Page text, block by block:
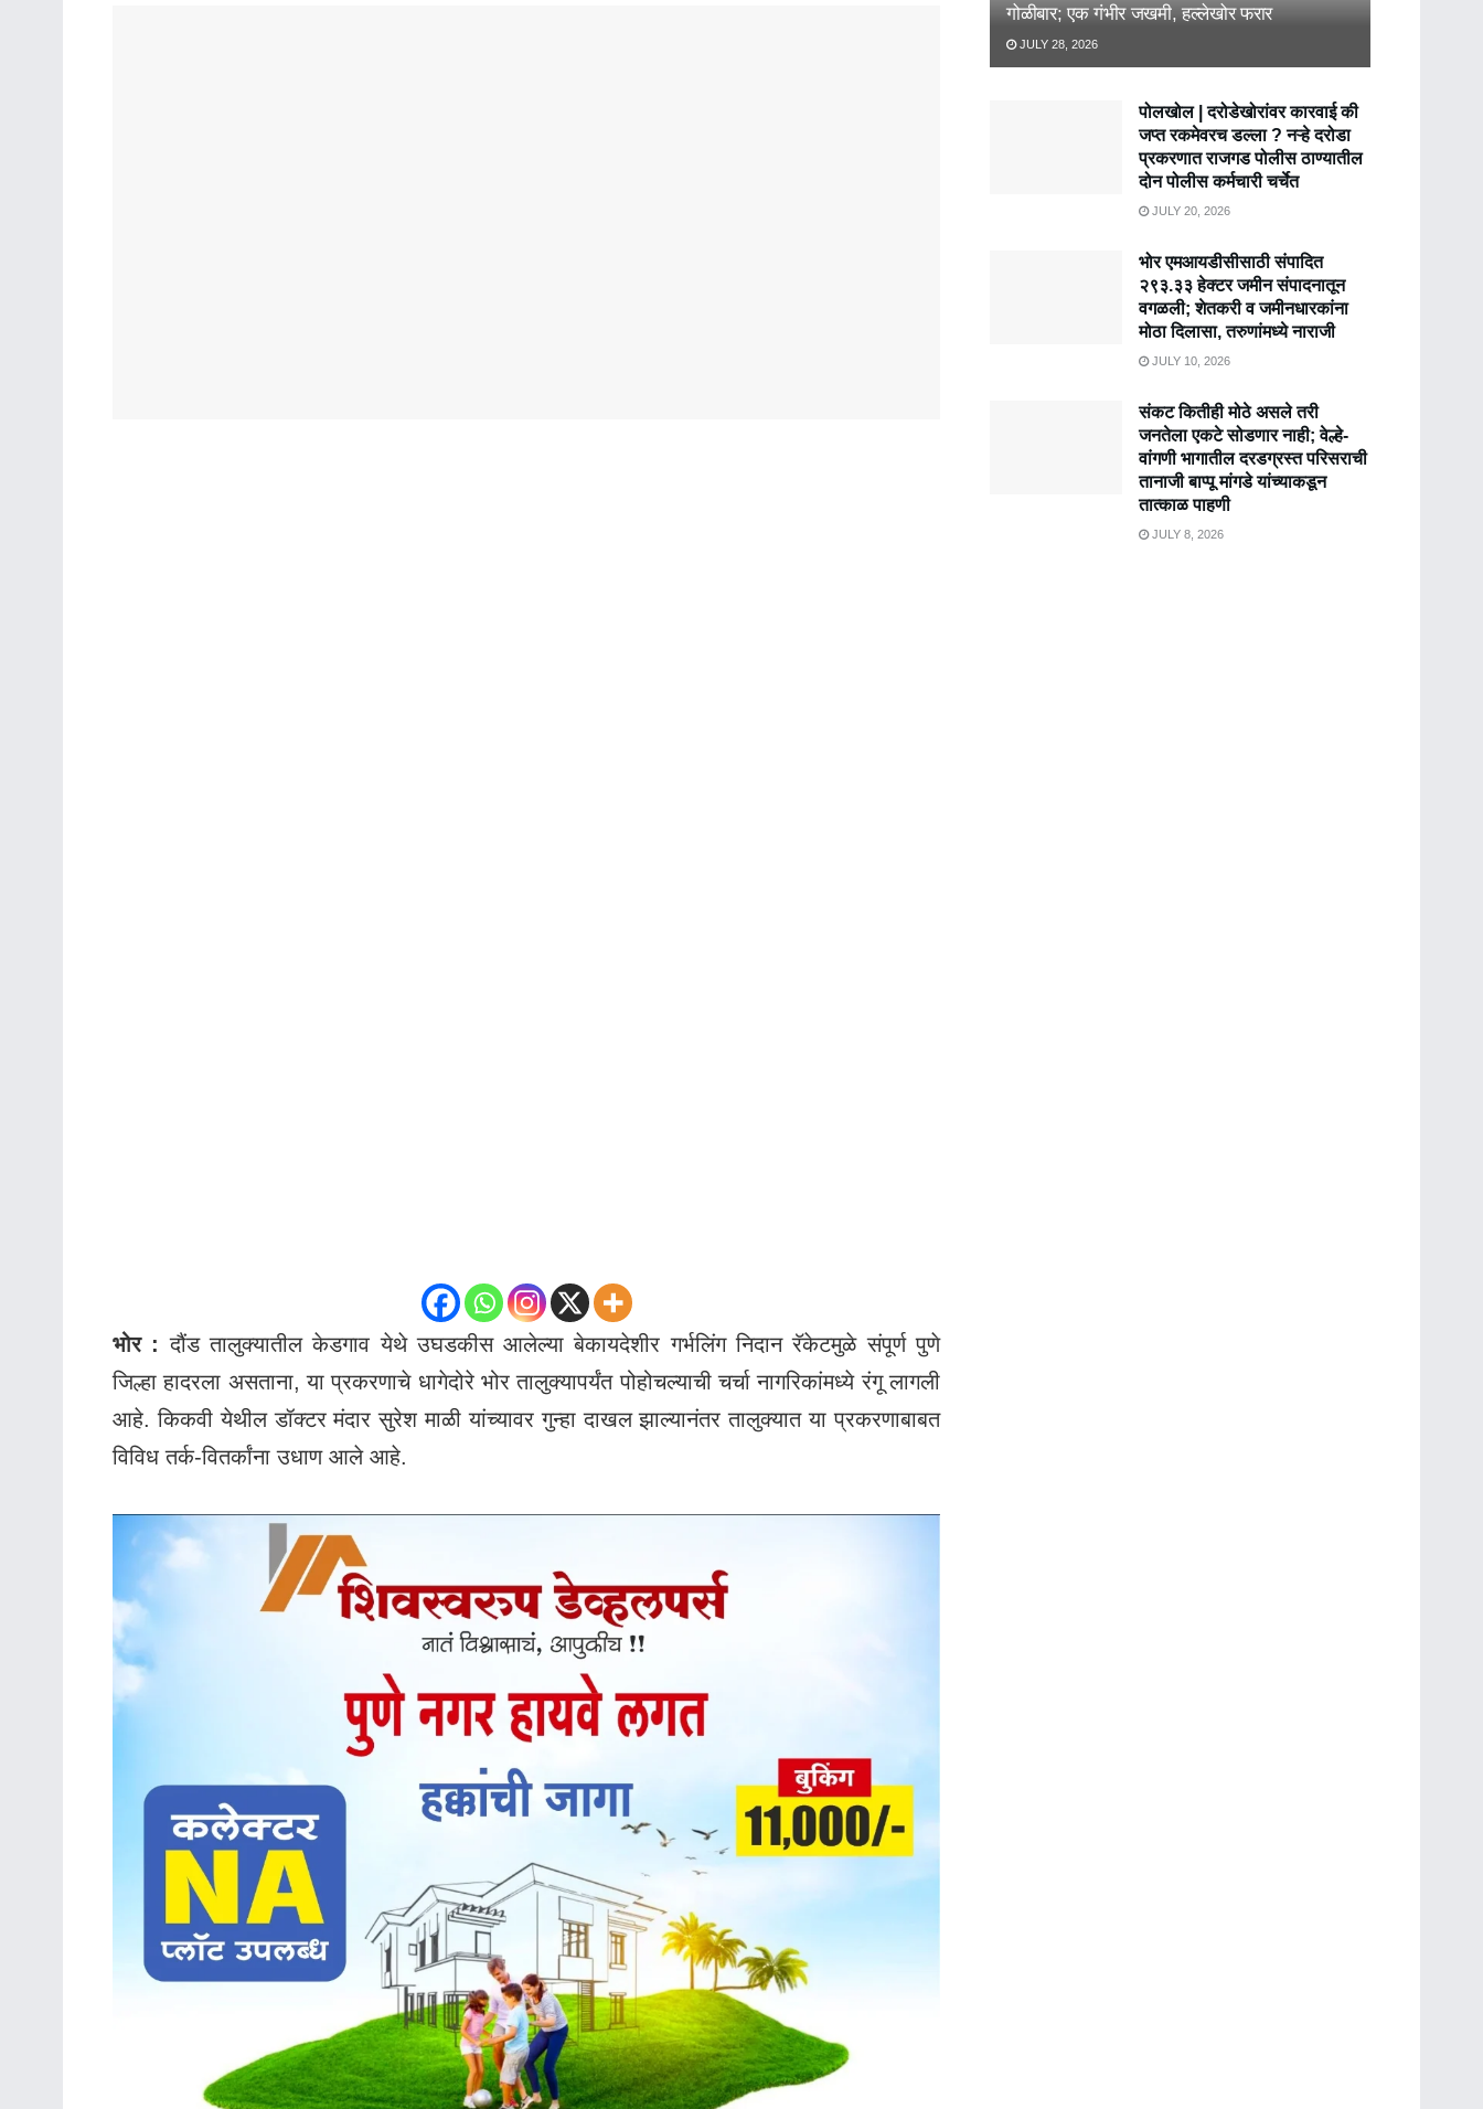
भोर : दौंड तालुक्यातील केडगाव येथे उघडकीस आलेल्या बेकायदेशीर गर्भलिंग निदान रॅकेटमुळे संपूर्ण पुणे
जिल्हा हादरला असताना, या प्रकरणाचे धागेदोरे भोर तालुक्यापर्यंत पोहोचल्याची चर्चा नागरिकांमध्ये रंगू लागली
आहे. किकवी येथील डॉक्टर मंदार सुरेश माळी यांच्यावर गुन्हा दाखल झाल्यानंतर तालुक्यात या प्रकरणाबाबत
विविध तर्क-वितर्कांना उधाण आले आहे.
गोळीबार; एक गंभीर जखमी, हल्लेखोर फरार
JULY 28, 2026
पोलखोल | दरोडेखोरांवर कारवाई की
जप्त रकमेवरच डल्ला ? नऱ्हे दरोडा
प्रकरणात राजगड पोलीस ठाण्यातील
दोन पोलीस कर्मचारी चर्चेत
JULY 20, 2026
भोर एमआयडीसीसाठी संपादित
२९३.३३ हेक्टर जमीन संपादनातून
वगळली; शेतकरी व जमीनधारकांना
मोठा दिलासा, तरुणांमध्ये नाराजी
JULY 10, 2026
संकट कितीही मोठे असले तरी
जनतेला एकटे सोडणार नाही; वेल्हे-
वांगणी भागातील दरडग्रस्त परिसराची
तानाजी बाप्पू मांगडे यांच्याकडून
तात्काळ पाहणी
JULY 8, 2026